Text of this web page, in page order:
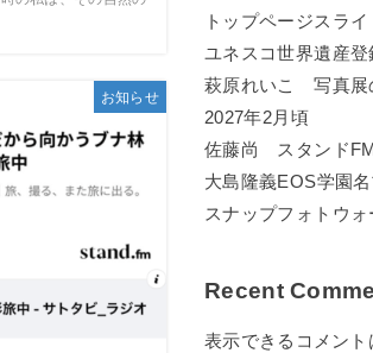
お知らせ
トップページスラ
ユネスコ世界遺産
萩原れいこ 写真展
2027年2月頃
佐藤尚 スタンドFM
大島隆義EOS学園
スナップフォトウォ
Recent
表示できるコメント